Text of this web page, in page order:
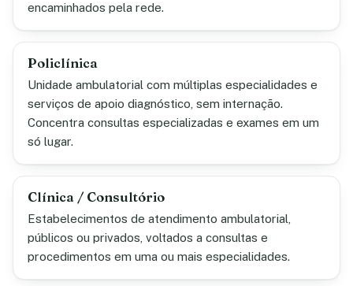
encaminhados pela rede.
Policlínica
Unidade ambulatorial com múltiplas especialidades e
serviços de apoio diagnóstico, sem internação.
Concentra consultas especializadas e exames em um
só lugar.
Clínica / Consultório
Estabelecimentos de atendimento ambulatorial,
públicos ou privados, voltados a consultas e
procedimentos em uma ou mais especialidades.